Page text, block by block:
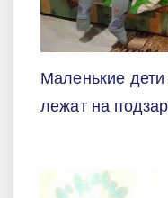
Маленькие
лежат на